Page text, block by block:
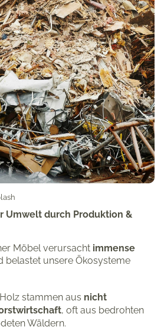
Umwelt durch Produktion &
Möbel verursacht immense
belastet unsere Ökosysteme
stammen aus nicht
, oft aus bedrohten
Wäldern.